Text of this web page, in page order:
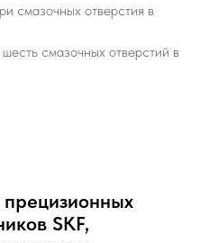
смазочных отверстия в
смазочных отверстий в
SKF,